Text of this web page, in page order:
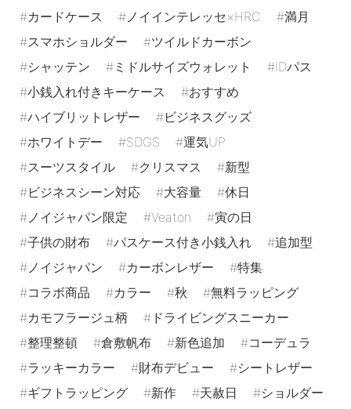
カードケース
ノイインテレッセ×HRC
満月
スマホショルダー
ツイルドカーボン
シャッテン
ミドルサイズウォレット
IDパス
小銭入れ付きキーケース
おすすめ
ハイブリットレザー
ビジネスグッズ
ホワイトデー
SDGS
運気UP
スーツスタイル
クリスマス
新型
ビジネスシーン対応
大容量
休日
ノイジャパン限定
Veaton
寅の日
子供の財布
パスケース付き小銭入れ
追加型
ノイジャパン
カーボンレザー
特集
コラボ商品
カラー 秋
無料ラッピング
カモフラージュ柄
ドライビングスニーカー
整理整頓
倉敷帆布 新色追加
コーデュラ
ラッキーカラー
財布デビュー
シートレザー
ギフトラッピング
新作 天赦日
ショルダー